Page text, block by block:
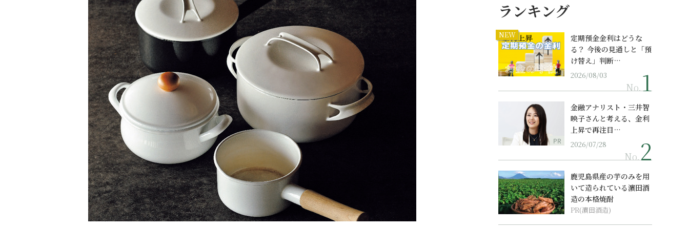
ランキング
NEW
定期預金金利はどうな
る？ 今後の見通しと「預
け替え」判断…
2026/08/03
No.
PR
金融アナリスト・三井智
映子さんと考える、金利
上昇で再注目…
2026/07/28
No.
鹿児島県産の芋のみを用
いて造られている濵田酒
造の本格焼酎
PR(濵田酒造)